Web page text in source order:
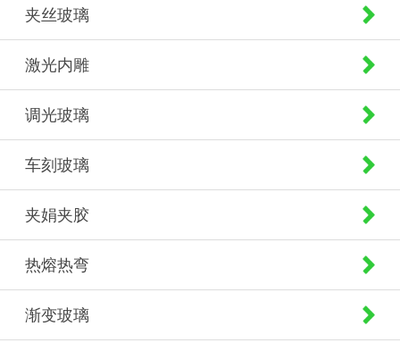
夹丝玻璃
激光内雕
调光玻璃
车刻玻璃
夹娟夹胶
热熔热弯
渐变玻璃